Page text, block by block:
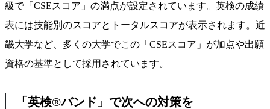
級で「CSEスコア」の満点が設定されています。英検の成績
表には技能別のスコアとトータルスコアが表示されます。近
畿大学など、多くの大学でこの「CSEスコア」が加点や出願
資格の基準として採用されています。
「英検®バンド」で次への対策を